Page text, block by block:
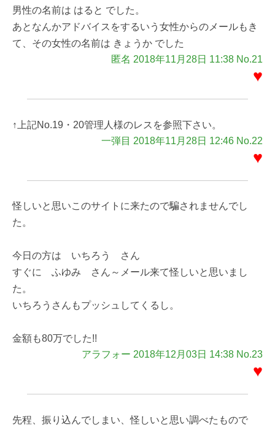
男性の名前は はると でした。
あとなんかアドバイスをするいう女性からのメールもき
て、その女性の名前は きょうか でした
匿名 2018年11月28日 11:38 No.21
♥
↑上記No.19・20管理人様のレスを参照下さい。
一弾目 2018年11月28日 12:46 No.22
♥
怪しいと思いこのサイトに来たので騙されませんでし
た。
今日の方は いちろう さん
すぐに ふゆみ さん～メール来て怪しいと思いまし
た。
いちろうさんもプッシュしてくるし。
金額も80万でした!!
アラフォー 2018年12月03日 14:38 No.23
♥
先程、振り込んでしまい、怪しいと思い調べたもので